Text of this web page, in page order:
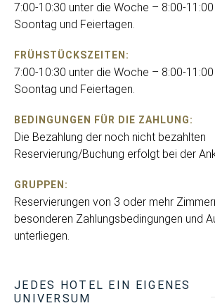
7:00-10:30 unter die Woche – 8:00-
Soontag und Feiertagen.
FRÜHSTÜCKSZEITEN:
7:00-10:30 unter die Woche – 8:00-
Soontag und Feiertagen.
BEDINGUNGEN FÜR DIE ZAHLUNG:
Die Bezahlung der noch nicht bezahlten
Reservierung/Buchung erfolgt bei der
GRUPPEN:
Reservierungen von 3 oder mehr
besonderen Zahlungsbedingungen und
unterliegen.
JEDES HOTEL EIN EIGENES
UNIVERSUM